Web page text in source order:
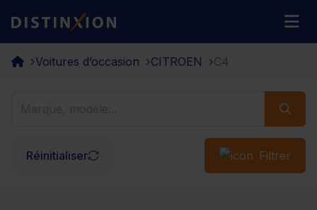
Distinxion
Voitures d’occasion CITROEN C4
Réinitialiser Filtrer